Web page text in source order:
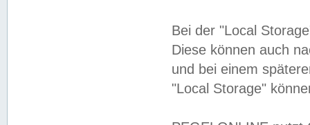
Bei der "Local
Diese können auch
und bei einem
"Local Storage"